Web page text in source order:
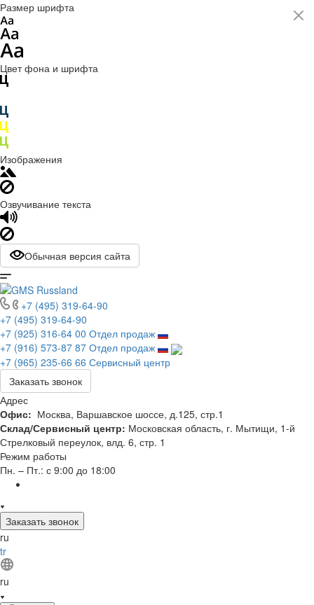
Размер шрифта
Цвет фона и шрифта
Изображения
Озвучивание текста
Обычная версия сайта
+7 (495) 319-64-90
+7 (495) 319-64-90
+7 (925) 316-64 00 Отдел продаж
+7 (916) 573-87 87 Отдел продаж
+7 (965) 235-66 66 Сервисный центр
Заказать звонок
Адрес
Офис: Москва, Варшавское шоссе, д.125, стр.1
Склад/Сервисный центр: Московская область, г. Мытищи, 1-й
Стрелковый переулок, влд. 6, стр. 1
Режим работы
Пн. – Пт.: с 9:00 до 18:00
Заказать звонок
ru
tr
ru